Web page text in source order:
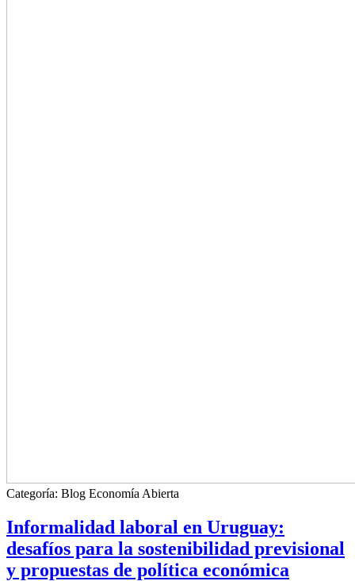
Categoría: Blog Economía Abierta
Informalidad laboral en Uruguay:
desafíos para la sostenibilidad previsional
y propuestas de política económica